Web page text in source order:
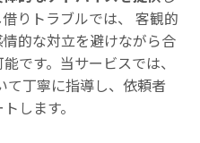
りトラブルでは、 客観的
的な対立を避けながら合
です。当サービスでは、
て丁寧に指導し、依頼者
します。